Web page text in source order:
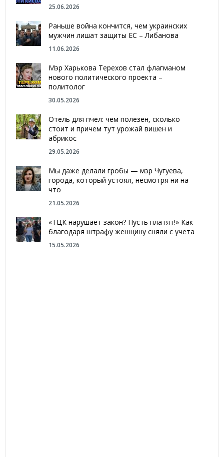
25.06.2026
Раньше война кончится, чем украинских
мужчин лишат защиты ЕС – Либанова
11.06.2026
Мэр Харькова Терехов стал флагманом
нового политического проекта –
политолог
30.05.2026
Отель для пчел: чем полезен, сколько
стоит и причем тут урожай вишен и
абрикос
29.05.2026
Мы даже делали гробы — мэр Чугуева,
города, который устоял, несмотря ни на
что
21.05.2026
«ТЦК нарушает закон? Пусть платят!» Как
благодаря штрафу женщину сняли с учета
15.05.2026